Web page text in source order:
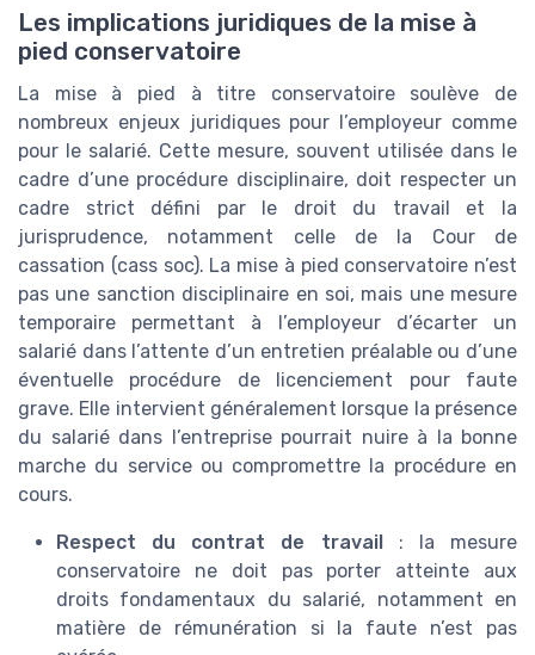
Les implications juridiques de la mise à
pied conservatoire
La mise à pied à titre conservatoire soulève de
nombreux enjeux juridiques pour l’employeur comme
pour le salarié. Cette mesure, souvent utilisée dans le
cadre d’une procédure disciplinaire, doit respecter un
cadre strict défini par le droit du travail et la
jurisprudence, notamment celle de la Cour de
cassation (cass soc). La mise à pied conservatoire n’est
pas une sanction disciplinaire en soi, mais une mesure
temporaire permettant à l’employeur d’écarter un
salarié dans l’attente d’un entretien préalable ou d’une
éventuelle procédure de licenciement pour faute
grave. Elle intervient généralement lorsque la présence
du salarié dans l’entreprise pourrait nuire à la bonne
marche du service ou compromettre la procédure en
cours.
Respect du contrat de travail: la mesure
conservatoire ne doit pas porter atteinte aux
droits fondamentaux du salarié, notamment en
matière de rémunération si la faute n’est pas